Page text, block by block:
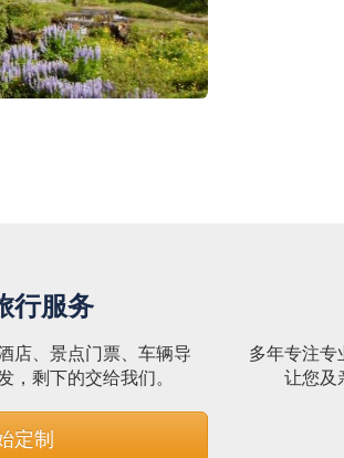
行服务
店、景点门票、车辆导
剩下的交给我们。
多年专注专
让您及
定制